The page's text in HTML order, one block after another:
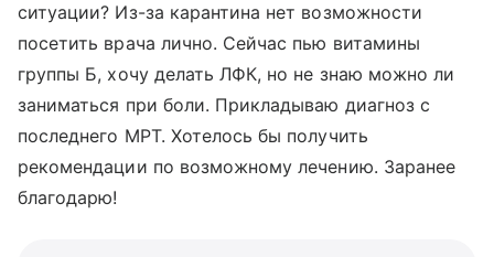
ситуации? Из-за карантина нет возможности
посетить врача лично. Сейчас пью витамины
группы Б, хочу делать ЛФК, но не знаю можно ли
заниматься при боли. Прикладываю диагноз с
последнего МРТ. Хотелось бы получить
рекомендации по возможному лечению. Заранее
благодарю!